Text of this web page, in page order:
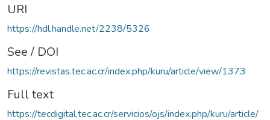
URI
https://hdl.handle.net/2238/5326
See / DOI
https://revistas.tec.ac.cr/index.php/kuru/article/view/1373
Full text
https://tecdigital.tec.ac.cr/servicios/ojs/index.php/kuru/article/